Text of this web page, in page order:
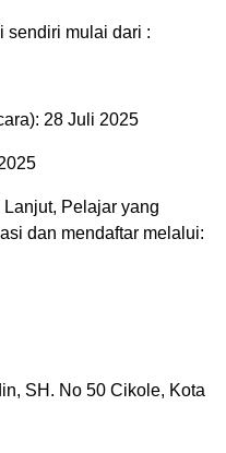
sendiri mulai dari :
28 Juli 2025
Pelajar yang
dan mendaftar melalui:
SH. No 50 Cikole, Kota